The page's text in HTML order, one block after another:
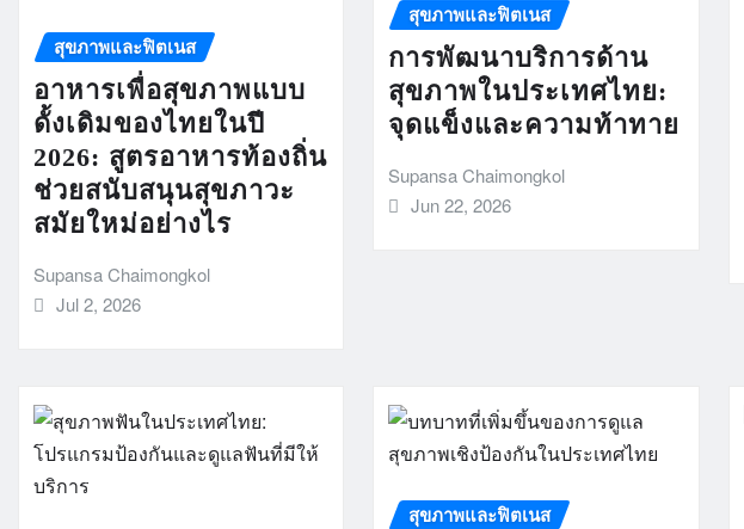
สุขภาพและฟิตเนส
อาหารเพื่อสุขภาพแบบ
ดั้งเดิมของไทยในปี
2026: สูตรอาหารท้องถิ่น
ช่วยสนับสนุนสุขภาวะ
สมัยใหม่อย่างไร
Supansa Chaimongkol
Jul 2, 2026
สุขภาพและฟิตเนส
การพัฒนาบริการด้าน
สุขภาพในประเทศไทย:
จุดแข็งและความท้าทาย
Supansa Chaimongkol
Jun 22, 2026
สุขภาพและฟิตเนส